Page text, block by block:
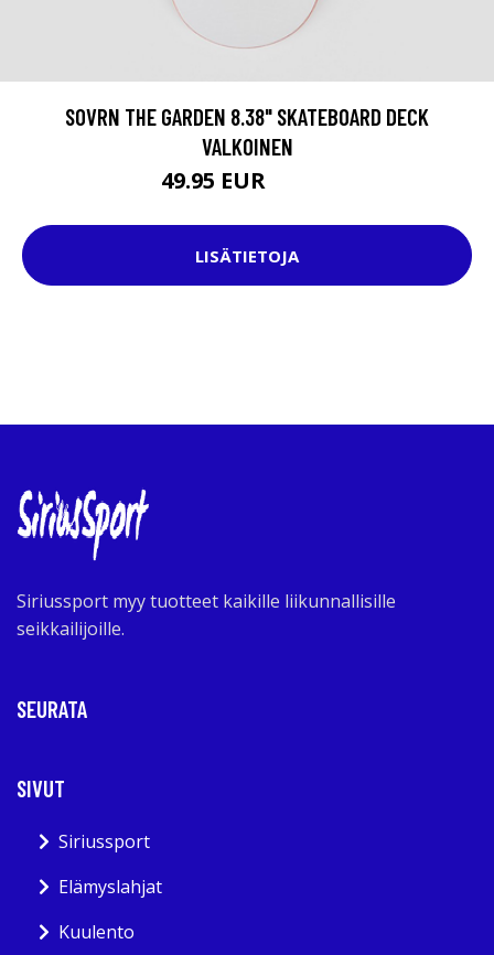
SOVRN THE GARDEN 8.38" SKATEBOARD DECK
VALKOINEN
49.95 EUR
LISÄTIETOJA
Siriussport myy tuotteet kaikille liikunnallisille
seikkailijoille.
SEURATA
SIVUT
Siriussport
Elämyslahjat
Kuulento